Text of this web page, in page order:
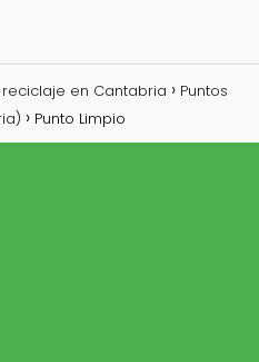
reciclaje en Cantabria
Puntos
Punto Limpio